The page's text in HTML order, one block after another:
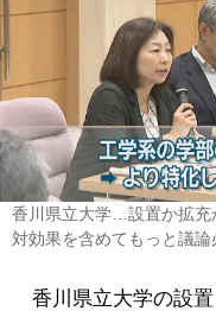
香川県立大学…設置か拡
対効果を含めてもっと議論
香川県立大学の設置